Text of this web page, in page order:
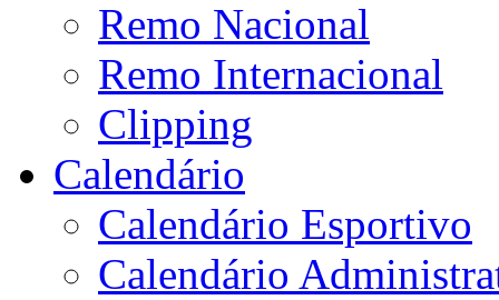
Remo Nacional
Remo Internacional
Clipping
Calendário
Calendário Esportivo
Calendário